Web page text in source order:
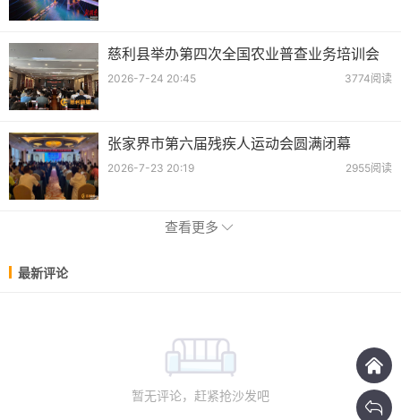
慈利县举办第四次全国农业普查业务培训会
2026-7-24 20:45 3774阅读
张家界市第六届残疾人运动会圆满闭幕
2026-7-23 20:19 2955阅读
查看更多
最新评论
暂无评论，赶紧抢沙发吧